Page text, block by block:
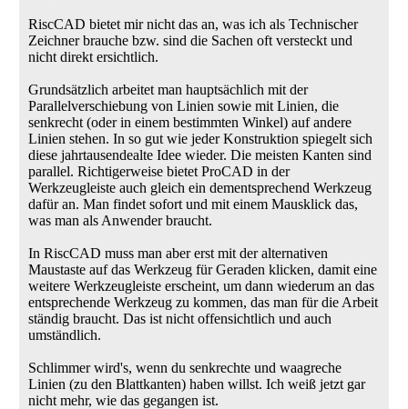
RiscCAD bietet mir nicht das an, was ich als Technischer
Zeichner brauche bzw. sind die Sachen oft versteckt und
nicht direkt ersichtlich.
Grundsätzlich arbeitet man hauptsächlich mit der
Parallelverschiebung von Linien sowie mit Linien, die
senkrecht (oder in einem bestimmten Winkel) auf andere
Linien stehen. In so gut wie jeder Konstruktion spiegelt sich
diese jahrtausendealte Idee wieder. Die meisten Kanten sind
parallel. Richtigerweise bietet ProCAD in der
Werkzeugleiste auch gleich ein dementsprechend Werkzeug
dafür an. Man findet sofort und mit einem Mausklick das,
was man als Anwender braucht.
In RiscCAD muss man aber erst mit der alternativen
Maustaste auf das Werkzeug für Geraden klicken, damit eine
weitere Werkzeugleiste erscheint, um dann wiederum an das
entsprechende Werkzeug zu kommen, das man für die Arbeit
ständig braucht. Das ist nicht offensichtlich und auch
umständlich.
Schlimmer wird's, wenn du senkrechte und waagreche
Linien (zu den Blattkanten) haben willst. Ich weiß jetzt gar
nicht mehr, wie das gegangen ist.